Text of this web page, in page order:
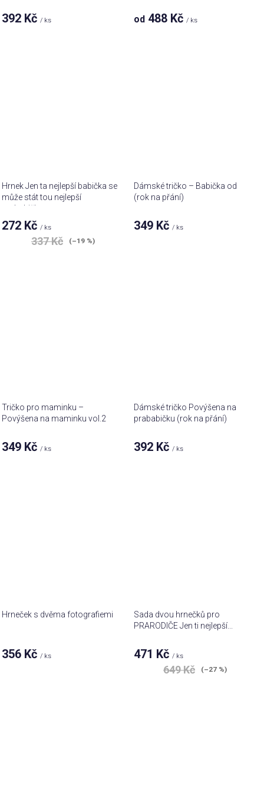
392 Kč/ ks od 488 Kč/ ks
Hrnek Jen ta nejlepší babička se
může stát tou nejlepší
prababičkou
272 Kč / ks
337 Kč (–19 %)
Dámské tričko – Babička od
(rok na přání)
349 Kč / ks
Tričko pro maminku –
Povýšena na maminku vol.2
349 Kč/ ks
Dámské tričko Povýšena na
prababičku (rok na přání)
392 Kč/ ks
Hrneček s dvěma fotografiemi
356 Kč / ks
Sada dvou hrnečků pro
PRARODIČE Jen ti nejlepší...
471 Kč / ks
649 Kč (–27 %)